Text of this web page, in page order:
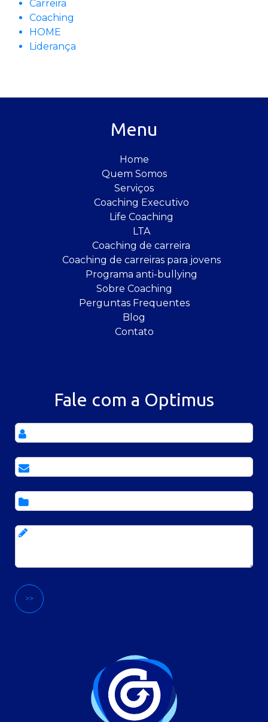
Carreira
Coaching
HOME
Liderança
Menu
Home
Quem Somos
Serviços
Coaching Executivo
Life Coaching
LTA
Coaching de carreira
Coaching de carreiras para jovens
Programa anti-bullying
Sobre Coaching
Perguntas Frequentes
Blog
Contato
Fale com a Optimus